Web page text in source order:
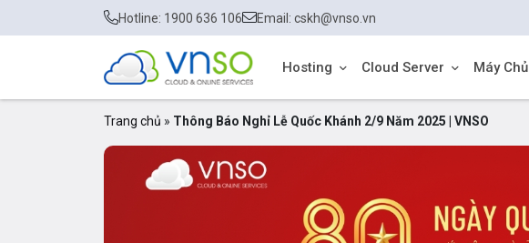
Hotline: 1900 636 106 Email: cskh@vnso.vn
Hosting Cloud Server Máy Chủ
Trang chủ » Thông Báo Nghỉ Lễ Quốc Khánh 2/9 Năm 2025 | VNSO